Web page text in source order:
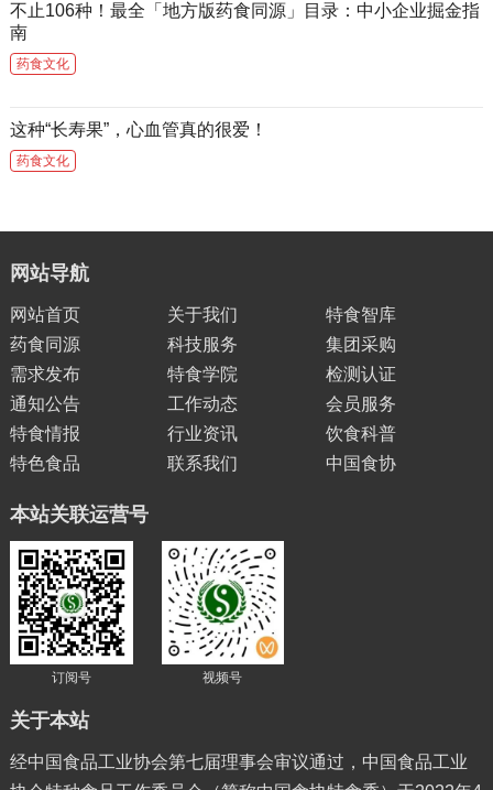
不止106种！最全「地方版药食同源」目录：中小企业掘金指
南
药食文化
这种“长寿果”，心血管真的很爱！
药食文化
网站导航
网站首页 关于我们
特食智库
药食同源
科技服务
集团采购
需求发布
特食学院
检测认证
通知公告
工作动态
会员服务
特食情报
行业资讯
饮食科普
特色食品
联系我们 中国食协
本站关联运营号
订阅号 视频号
关于本站
经中国食品工业协会第七届理事会审议通过，中国食品工业